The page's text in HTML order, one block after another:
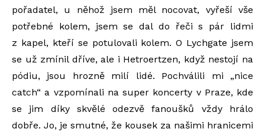
pořadatel, u něhož jsem měl nocovat, vyřeší vše
potřebné kolem, jsem se dal do řeči s pár lidmi
z kapel, kteří se potulovali kolem. O Lychgate jsem
se už zmínil dříve, ale i Hetroertzen, když nestojí na
pódiu, jsou hrozně milí lidé. Pochválili mi „nice
catch“ a vzpomínali na super koncerty v Praze, kde
se jim díky skvělé odezvě fanoušků vždy hrálo
dobře. Jo, je smutné, že kousek za našimi hranicemi